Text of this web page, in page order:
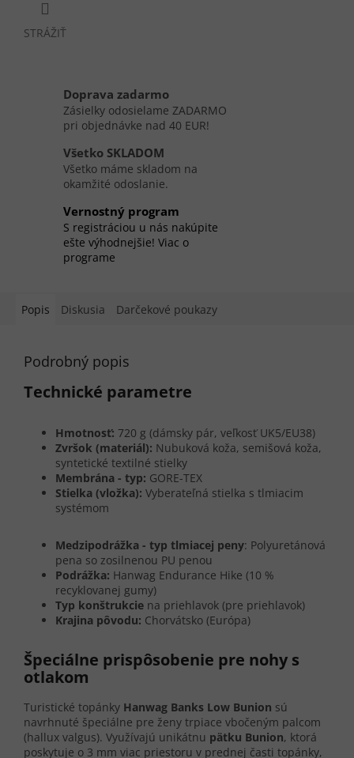
STRÁŽIŤ
Doprava zadarmo
Zásielky odosielame ZADARMO
pri objednávke nad 40 EUR!
Všetko SKLADOM
Všetko máme skladom na
okamžité odoslanie.
Vernostný program
S registráciou u nás nakúpite
ešte výhodnejšie! Viac o
programe
Popis Diskusia Darčekové poukazy
Podrobný popis
Technické parametre
Hmotnosť: 720 g (dámsky pár, veľkosť UK5/EU38)
Zvršok (materiál): Nubuková koža, semišová koža,
syntetické textilné stielky
Membrána - typ: GORE-TEX
Stielka (vložka): Vyberateľná stielka s tlmiacim
systémom
Medzipodrážka - typ tlmiacej peny: Polyuretánová
pena so zosilnenou PU penou
Podrážka: Hanwag Endurance Hike (10 %
recyklovanej gumy)
Typ konštrukcie na priehlavok (pre priehlavok)
Krajina pôvodu: Chorvátsko (Európa)
Špeciálne prispôsobenie pre nohy s
otlakom
Turistické topánky Hanwag Banks Low Bunion sú
navrhnuté špeciálne pre ženy trpiace vbočeným palcom
(hallux valgus). Využívajú unikátnu pätku Bunion, ktorá
poskytuje o 3 mm viac priestoru v prednej časti topánky,